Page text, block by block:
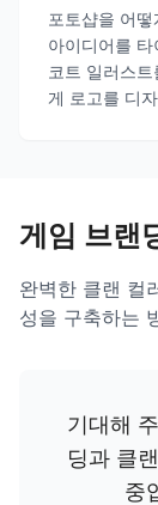
포토샵을 어
아이디어를
코트 일러스
게 로고를 디
게임 브랜
완벽한 클랜 컬
성을 구축하는
기대해
딩과 클
중